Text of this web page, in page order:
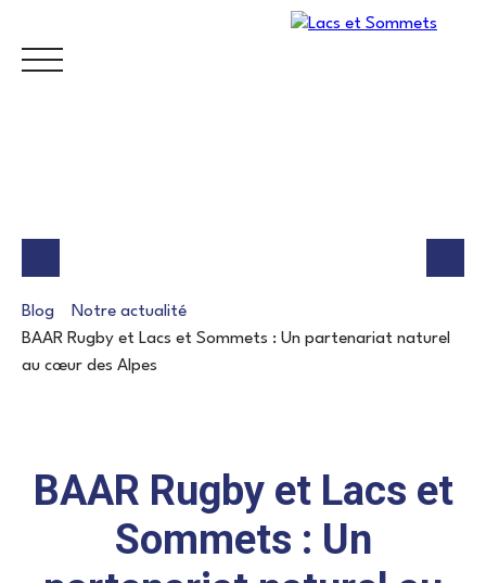
Mes favoris
Blog
Notre actualité
BAAR Rugby et Lacs et Sommets : Un partenariat naturel
au cœur des Alpes
BAAR Rugby et Lacs et
Sommets : Un